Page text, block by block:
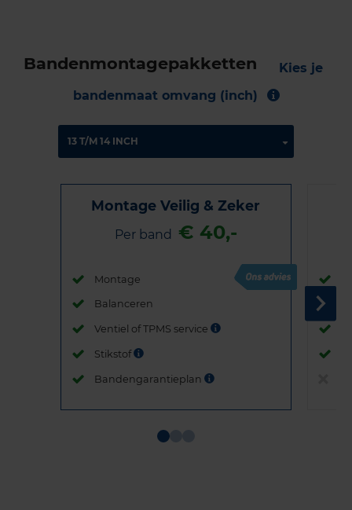
Bandenmontagepakketten
Kies je
bandenmaat omvang (inch)
Montage Veilig & Zeker
Per band € 40,-
Montage
Balanceren
Ventiel of TPMS service
Stikstof
Bandengarantieplan